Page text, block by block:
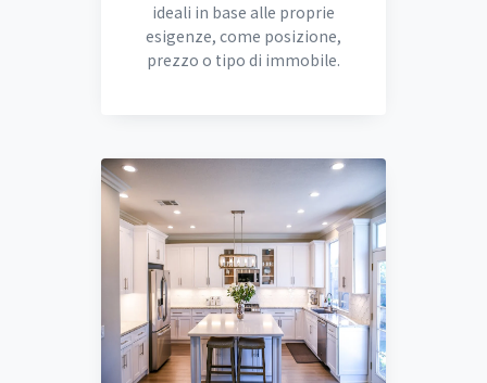
ideali in base alle proprie
esigenze, come posizione,
prezzo o tipo di immobile.